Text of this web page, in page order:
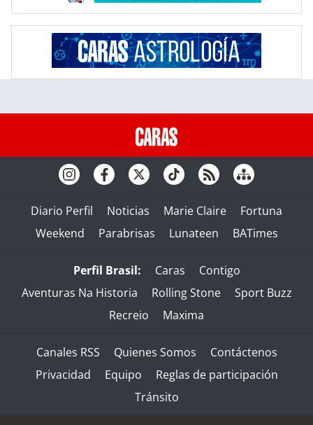
Diario Perfil Noticias Marie Claire
Fortuna
Weekend
Parabrisas Lunateen BATimes
Perfil Brasil: Caras
Contigo
Aventuras Na Historia
Rolling Stone
Sport Buzz
Recreio
Maxima
Canales RSS Quienes Somos
Contáctenos
Privacidad
Equipo
Reglas de participación
Tránsito